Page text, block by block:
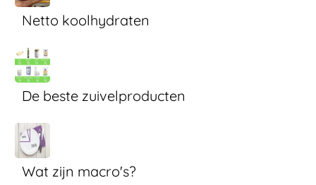
Netto koolhydraten
De beste zuivelproducten
Wat zijn macro's?